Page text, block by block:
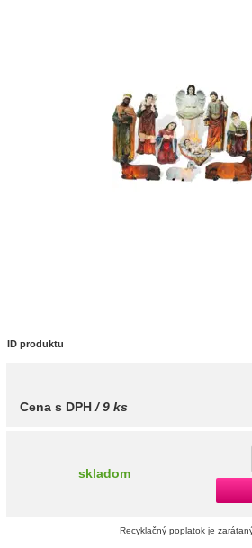
ID produktu
Cena s DPH / 9 ks
skladom
Recyklačný poplatok je